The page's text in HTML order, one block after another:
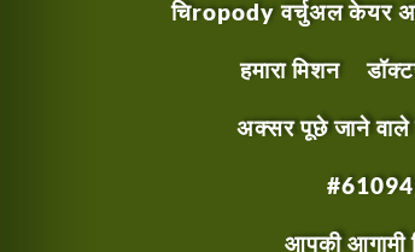
चिropody वर्चुअल केयर
हमारा मिशन
अक्सर पूछे जाने वाले
#61094
आपकी आगामी